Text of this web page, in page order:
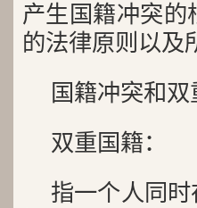
产生国籍冲突的
的法律原则以及
国籍冲突和双
双重国籍：
指一个人同